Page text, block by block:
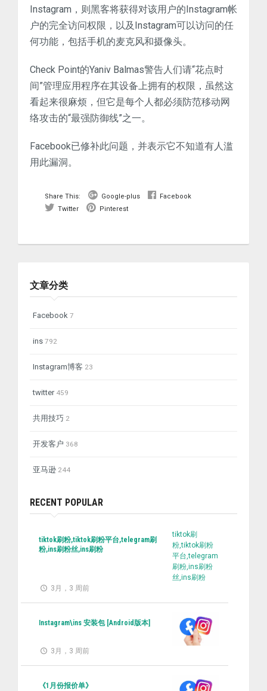
Instagram，则黑客将获得对该用户的Instagram帐
户的完全访问权限，以及Instagram可以访问的任
何功能，包括手机的麦克风和摄像头。
Check Point的Yaniv Balmas警告人们请“花点时
间”管理应用程序在其设备上拥有的权限，虽然这
看起来很麻烦，但它是每个人都必须防范移动网
络攻击的“最强防御线”之一。
Facebook已修补此问题，并表示它不知道有人滥
用此漏洞。
Share This: Google-plus
Facebook
Twitter
Pinterest
文章分类
Facebook 7
ins 792
Instagram博客 23
twitter459
共用技巧 2
开发客户 368
亚马逊 244
RECENT POPULAR
tiktok刷
粉,tiktok刷粉
平台,telegram
刷粉,ins刷粉
丝,ins刷粉
tiktok刷粉,tiktok刷粉平台,telegram刷
粉,ins刷粉丝,ins刷粉
3月，3 周前
Instagram\ins 安装包 [Android版本]
3月，3 周前
《1月份报价单》